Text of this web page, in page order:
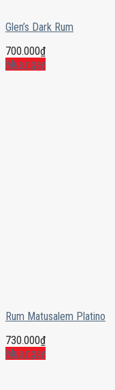
Glen’s Dark Rum
700.000₫
Mua ngay
Rum Matusalem Platino
730.000₫
Mua ngay